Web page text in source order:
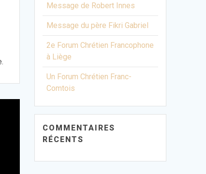
Message de Robert Innes
Message du père Fikri Gabriel
2e Forum Chrétien Francophone
à Liège
Un Forum Chrétien Franc-
Comtois
COMMENTAIRES
RÉCENTS